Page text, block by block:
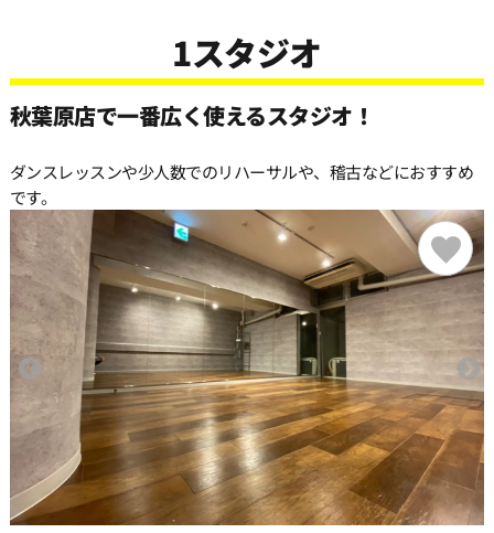
15:00
16:00
16:30
17:00
17:30
18:00
1スタジオ
秋葉原店で一番広く使えるスタジオ！
ダンスレッスンや少人数でのリハーサルや、稽古などにおすすめ
です。